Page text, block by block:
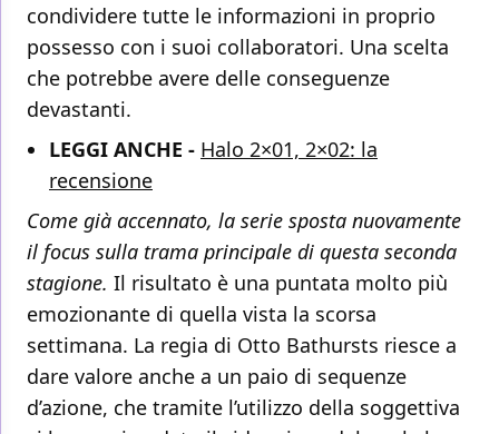
condividere tutte le informazioni in proprio
possesso con i suoi collaboratori. Una scelta
che potrebbe avere delle conseguenze
devastanti.
LEGGI ANCHE - Halo 2×01, 2×02: la
recensione
Come già accennato, la serie sposta nuovamente
il focus sulla trama principale di questa seconda
stagione. Il risultato è una puntata molto più
emozionante di quella vista la scorsa
settimana. La regia di Otto Bathursts riesce a
dare valore anche a un paio di sequenze
d’azione, che tramite l’utilizzo della soggettiva